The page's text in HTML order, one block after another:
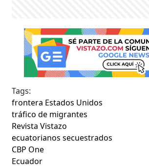
Tags:
frontera Estados Unidos
tráfico de migrantes
Revista Vistazo
ecuatorianos secuestrados
CBP One
Ecuador